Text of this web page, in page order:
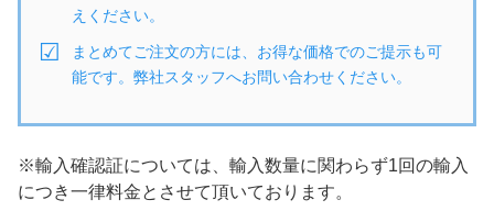
えください。
まとめてご注文の方には、お得な価格でのご提示も可
能です。弊社スタッフへお問い合わせください。
※輸入確認証については、輸入数量に関わらず1回の輸入
につき一律料金とさせて頂いております。